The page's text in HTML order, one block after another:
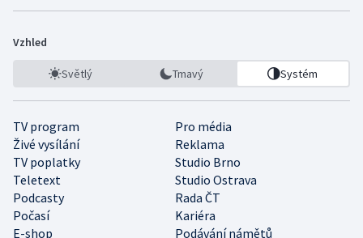
Vzhled
Světlý Tmavý Systém
TV program
Pro média
Živé vysílání
Reklama
TV poplatky
Studio Brno
Teletext
Studio Ostrava
Podcasty
Rada ČT
Počasí
Kariéra
E-shop
Podávání námětů